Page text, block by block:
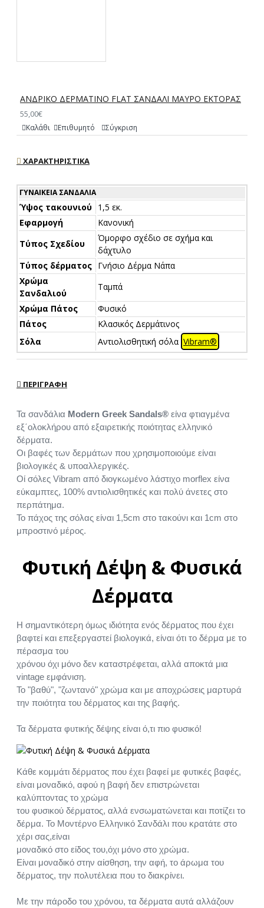
ΑΝΔΡΙΚΟ ΔΕΡΜΑΤΙΝΟ FLAT ΣΑΝΔΑΛΙ ΜΑΥΡΟ ΕΚΤΟΡΑΣ
55,00€
Καλάθι Επιθυμητό Σύγκριση
ΧΑΡΑΚΤΗΡΙΣΤΙΚΆ
ΓΥΝΑΙΚΕΊΑ ΣΑΝΔΆΛΙΑ
Ύψος τακουνιού 1,5 εκ.
Εφαρμογή
Κανονική
Τύπος Σχεδίου
Όμορφο σχέδιο σε σχήμα και
δάχτυλο
Τύπος δέρματος Γνήσιο Δέρμα Νάπα
Χρώμα
Σανδαλιού
Ταμπά
Χρώμα Πάτος
Φυσικό
Πάτος
Κλασικός Δερμάτινος
Σόλα
Αντιολισθητική σόλα Vibram®
ΠΕΡΙΓΡΑΦΉ
Τα σανδάλια Modern Greek Sandals® είνα φτιαγμένα
εξ΄ολοκλήρου από εξαιρετικής ποιότητας ελληνικό
δέρματα.
Οι βαφές των δερμάτων που χρησιμοποιούμε είναι
βιολογικές & υποαλλεργικές.
Οί σόλες Vibram από διογκωμένο λάστιχο morflex είνα
εύκαμπτες, 100% αντιολισθητικές και πολύ άνετες στο
περπάτημα.
Το πάχος της σόλας είναι 1,5cm στο τακούνι και 1cm στο
μπροστινό μέρος.
Φυτική Δέψη & Φυσικά
Δέρματα
Η σημαντικότερη όμως ιδιότητα ενός δέρματος που έχει
βαφτεί και επεξεργαστεί βιολογικά, είναι ότι το δέρμα με το
πέρασμα του
χρόνου όχι μόνο δεν καταστρέφεται, αλλά αποκτά μια
vintage εμφάνιση.
Το "βαθύ", "ζωντανό" χρώμα και με αποχρώσεις μαρτυρά
την ποιότητα του δέρματος και της βαφής.
Τα δέρματα φυτικής δέψης είναι ό,τι πιο φυσικό!
Κάθε κομμάτι δέρματος που έχει βαφεί με φυτικές βαφές,
είναι μοναδικό, αφού η βαφή δεν επιστρώνεται
καλύπτοντας το χρώμα
του φυσικού δέρματος, αλλά ενσωματώνεται και ποτίζει το
δέρμα. Το Μοντέρνο Ελληνικό Σανδάλι που κρατάτε στο
χέρι σας,είναι
μοναδικό στο είδος του,όχι μόνο στο χρώμα.
Είναι μοναδικό στην αίσθηση, την αφή, το άρωμα του
δέρματος, την πολυτέλεια που το διακρίνει.
Με την πάροδο του χρόνου, τα δέρματα αυτά αλλάζουν